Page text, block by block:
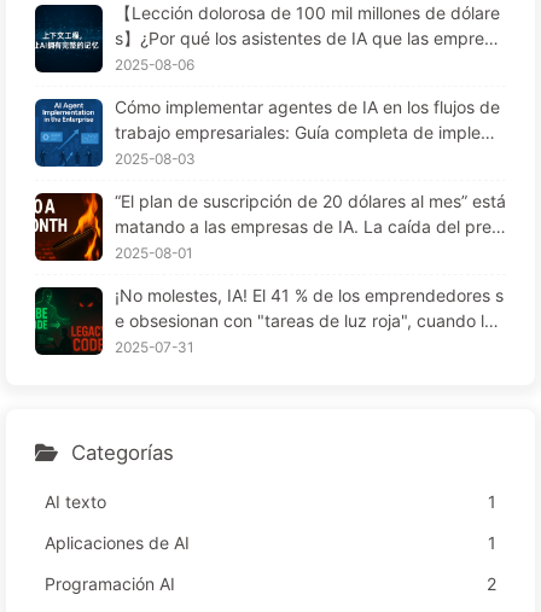
de sobre IA 170
【Lección dolorosa de 100 mil millones de dólare
s】¿Por qué los asistentes de IA que las empresa
s despliegan con grandes inversiones "olvidan" e
dores lograr un aumento del 90% en el rendimien
to? — Aprendiendo sobre IA169
2025-08-06
Cómo implementar agentes de IA en los flujos de
trabajo empresariales: Guía completa de impleme
ntación para 2025 — Aprendiendo despacio IA16
2025-08-03
“El plan de suscripción de 20 dólares al mes” está
matando a las empresas de IA. La caída del preci
o de los Tokens es una ilusión; lo realmente caro
64
2025-08-01
¡No molestes, IA! El 41 % de los emprendedores s
e obsesionan con "tareas de luz roja", cuando la t
ecnología no funciona, los empleados sufren más
2025-07-31
Categorías
AI texto
1
Aplicaciones de AI
1
Programación AI
2